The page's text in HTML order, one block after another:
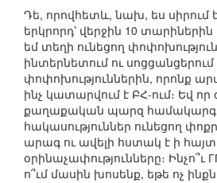
Դե, որովհետև, նախ, ես սիրում
երկրորդ՝ վերջին 10
եմ տեղի ունեցող
ինտերնետում ու
փոփոխություններին, որոնք
ինչ կատարվում է ԲՀ-ում։ Եվ որ
քաղաքական պարզ
հակասություններ ունեցող
արագ ու ավելի հստակ է ի հայտ
օրինաչափությունները։ Ինչո՞ւ
ո՞ւմ մասին խոսենք, եթե ոչ